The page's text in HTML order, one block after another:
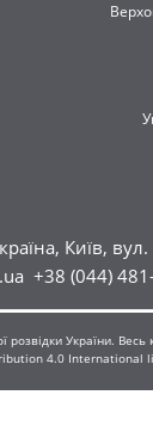
Київ, вул.
+38 (044)
розвідки України. Весь
4.0 International